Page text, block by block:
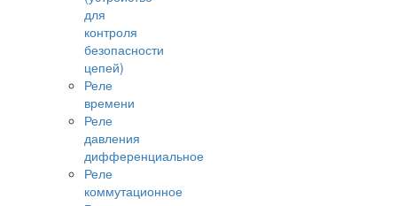
для
контроля
безопасности
цепей)
Реле
времени
Реле
давления
дифференциальное
Реле
коммутационное